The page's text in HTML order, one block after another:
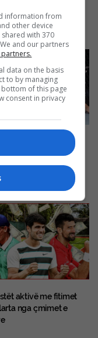
Dennis Buzukja
në Beograd,
“nuk ishte dorëzuar”
aktivë me fitimet
nga çmimet e
information from
other device
with 370
and our partners
data on the basis
to by managing
of this page
consent in privacy